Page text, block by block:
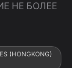
НЕ БОЛЕЕ
(HONGKONG)